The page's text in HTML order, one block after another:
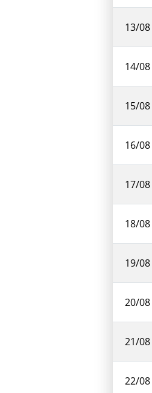
13/08
14/08
15/08
16/08
17/08
18/08
19/08
20/08
21/08
22/08